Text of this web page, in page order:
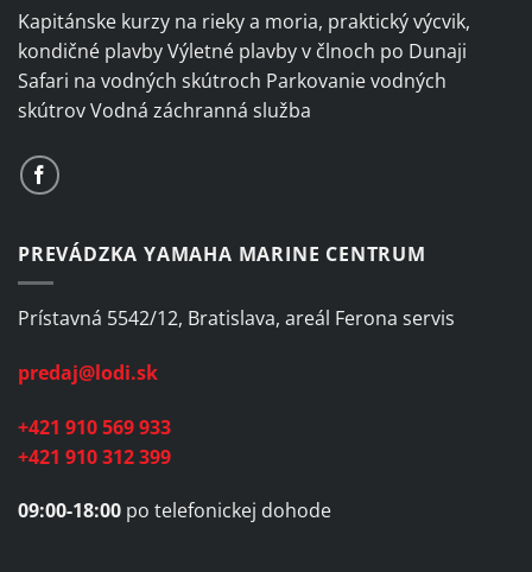
page
Kapitánske kurzy na rieky a moria, praktický výcvik,
kondičné plavby Výletné plavby v člnoch po Dunaji
Safari na vodných skútroch Parkovanie vodných
skútrov Vodná záchranná služba
PREVÁDZKA YAMAHA MARINE CENTRUM
Prístavná 5542/12, Bratislava, areál Ferona servis
predaj@lodi.sk
+421 910 569 933
+421 910 312 399
09:00-18:00 po telefonickej dohode